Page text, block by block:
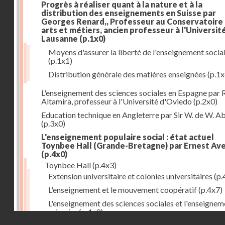
Progrès à réaliser quant à la nature et à la
distribution des enseignements en Suisse par
Georges Renard,, Professeur au Conservatoire
arts et métiers, ancien professeur à
Lausanne (p.1x0)
Moyens d'assurer la liberté de l'enseignement social
(p.1x1)
Distribution générale des matières enseignées
L'enseignement des sciences sociales en Espagne par
Altamira, professeur à l'Université d'Oviedo (p.2x0)
Education technique en Angleterre par Sir W. de W.
(p.3x0)
L'enseignement populaire social : état actuel
Toynbee Hall (Grande-Bretagne) par Ernest
(p.4x0)
Toynbee Hall(p.4x3)
Extension universitaire et colonies universitaires
L'enseignement et le mouvement coopératif(p.4x7)
L'enseignement des sciences sociales et
primaire(p.4x9)